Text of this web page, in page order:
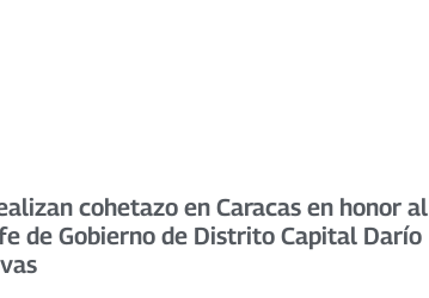
cohetazo en Caracas en honor al
de Gobierno de Distrito Capital Darío